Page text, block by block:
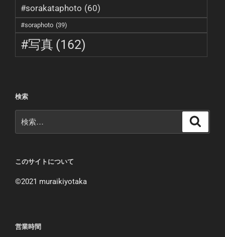
#sorakataphoto (60)
#soraphoto (39)
#写真 (162)
検索
索:
このサイトについて
©︎2021 muraikiyotaka
営業時間